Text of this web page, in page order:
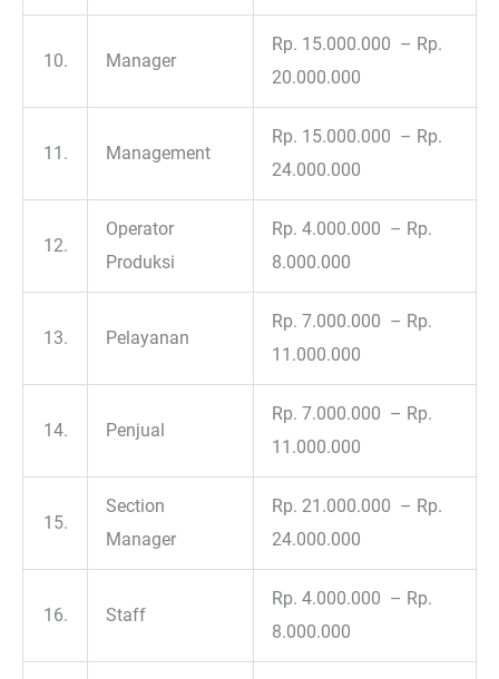
10. Manager
Rp. 15.000.000 – Rp.
20.000.000
11. Management
Rp. 15.000.000 – Rp.
24.000.000
12.
Operator
Produksi
Rp. 4.000.000 – Rp.
8.000.000
13. Pelayanan
Rp. 7.000.000 – Rp.
11.000.000
14. Penjual
Rp. 7.000.000 – Rp.
11.000.000
15.
Section
Manager
Rp. 21.000.000 – Rp.
24.000.000
16. Staff
Rp. 4.000.000 – Rp.
8.000.000